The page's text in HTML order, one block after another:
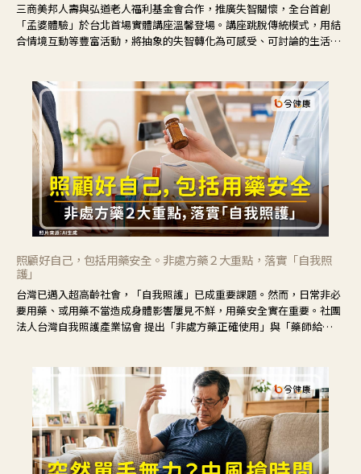
三商美邦人壽與弘道老人福利基金會合作，推廣失智關懷，全台首創
「孟婆體驗」於台北首場實體講座溫馨登場。講座跳脫傳統模式，用結
合情境互動等豐富活動，將抽象的失智轉化為可感受、可討論的生活情
照顧好自己，包括用藥安全。非處方藥２大重點，落實「自我照
護」
台灣已邁入超高齡社會，「自我照護」已成重要課題。然而，日常非必
要用藥、或用藥不當造成身體影響屢見不鮮，用藥安全實在重要。社團
法人台灣自我照護產業協會 提出「非處方藥正確使用」與「藥師給